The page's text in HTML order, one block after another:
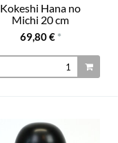
Kokeshi Hana no
Michi 20 cm
69,80 € *